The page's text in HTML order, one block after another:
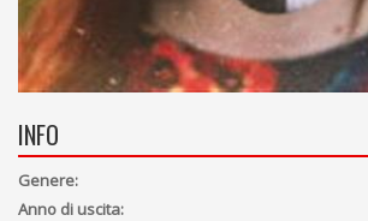
INFO
Genere:
Anno di uscita: